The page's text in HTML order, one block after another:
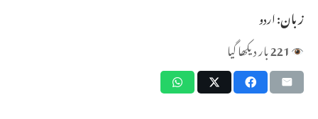
زبان:اردو
221بار دیکھا گیا